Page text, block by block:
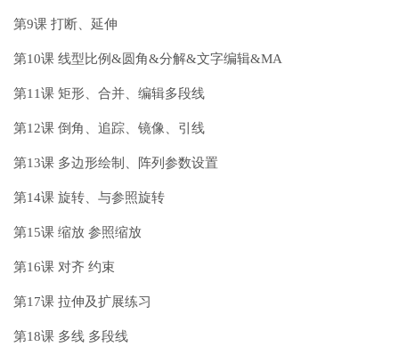
第9课 打断、延伸
第10课 线型比例&圆角&分解&文字编辑&MA
第11课 矩形、合并、编辑多段线
第12课 倒角、追踪、镜像、引线
第13课 多边形绘制、阵列参数设置
第14课 旋转、与参照旋转
第15课 缩放 参照缩放
第16课 对齐 约束
第17课 拉伸及扩展练习
第18课 多线 多段线